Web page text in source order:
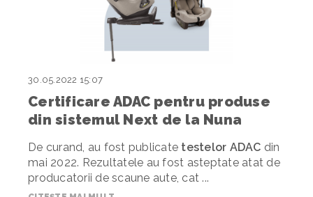
Certificare ADAC pentru produse
din sistemul Next de la Nuna
30.05.2022 15:07
De curand, au fost publicate testelor ADAC din
mai 2022. Rezultatele au fost asteptate atat de
producatorii de scaune aute, cat ...